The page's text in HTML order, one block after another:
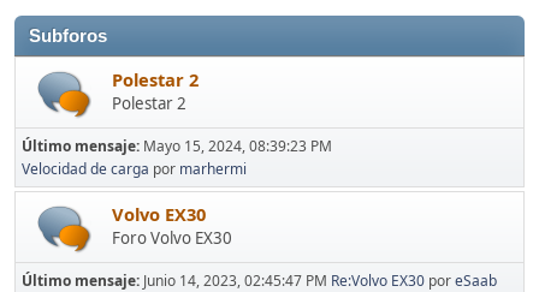
Subforos
Polestar 2
Polestar 2
Último mensaje: Mayo 15, 2024, 08:39:23 PM
Velocidad de carga por marhermi
Volvo EX30
Foro Volvo EX30
Último mensaje: Junio 14, 2023, 02:45:47 PM Re:Volvo EX30 poreSaab